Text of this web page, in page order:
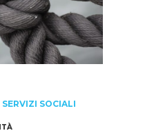
SERVIZI SOCIALI